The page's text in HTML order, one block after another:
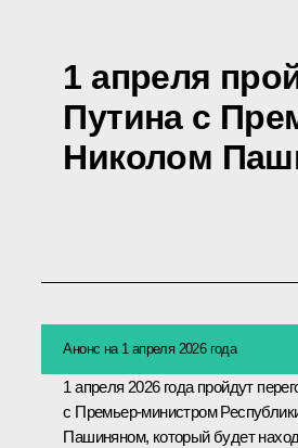
1 апреля
Путина с
Николом
Анонс на 1 апреля 2026 года
1 апреля 2026 года пройдут
с Премьер-министром
Пашиняном, который будет